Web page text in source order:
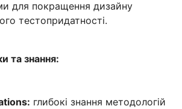
для покращення дизайну
тестопридатності.
та знання:
глибокі знання методологій